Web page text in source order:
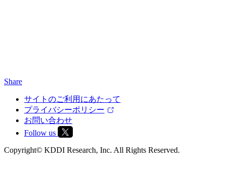
Share
サイトのご利用にあたって
プライバシーポリシー
お問い合わせ
Follow us
Copyright© KDDI Research, Inc. All Rights Reserved.